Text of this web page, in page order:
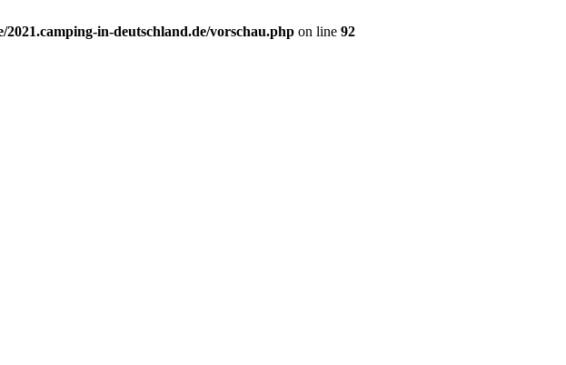
in-deutschland.de/vorschau.php on line 92